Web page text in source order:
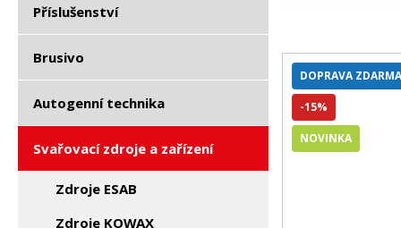
Příslušenství
Brusivo
Autogenní technika
Svařovací zdroje a zařízení
Zdroje ESAB
Zdroje KOWAX
DOPRAVA ZDARMA
-15%
NOVINKA